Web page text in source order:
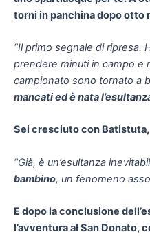
torni in panchina dopo otto
“Il primo segnale di ripresa.
prendere minuti in campo e
campionato sono tornato a
mancati ed è nata
Sei cresciuto con
“Già, è un’esultanza
bambino, un fenomeno
E dopo la conclusione
l’avventura al San Donato,